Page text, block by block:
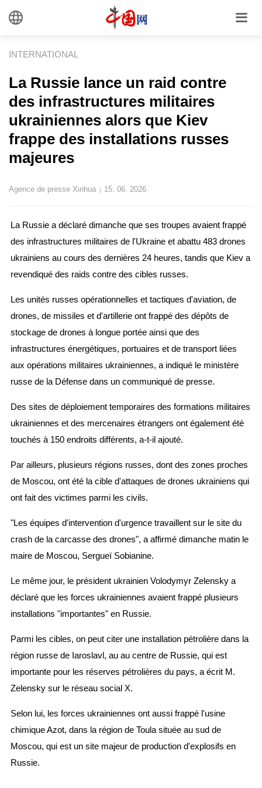
INTERNATIONAL
La Russie lance un raid contre
des infrastructures militaires
ukrainiennes alors que Kiev
frappe des installations russes
majeures
Agence de presse Xinhua | 15. 06. 2026
La Russie a déclaré dimanche que ses troupes avaient frappé
des infrastructures militaires de l'Ukraine et abattu 483 drones
ukrainiens au cours des dernières 24 heures, tandis que Kiev a
revendiqué des raids contre des cibles russes.
Les unités russes opérationnelles et tactiques d'aviation, de
drones, de missiles et d'artillerie ont frappé des dépôts de
stockage de drones à longue portée ainsi que des
infrastructures énergétiques, portuaires et de transport liées
aux opérations militaires ukrainiennes, a indiqué le ministère
russe de la Défense dans un communiqué de presse.
Des sites de déploiement temporaires des formations militaires
ukrainiennes et des mercenaires étrangers ont également été
touchés à 150 endroits différents, a-t-il ajouté.
Par ailleurs, plusieurs régions russes, dont des zones proches
de Moscou, ont été la cible d'attaques de drones ukrainiens qui
ont fait des victimes parmi les civils.
"Les équipes d'intervention d'urgence travaillent sur le site du
crash de la carcasse des drones", a affirmé dimanche matin le
maire de Moscou, Sergueï Sobianine.
Le même jour, le président ukrainien Volodymyr Zelensky a
déclaré que les forces ukrainiennes avaient frappé plusieurs
installations "importantes" en Russie.
Parmi les cibles, on peut citer une installation pétrolière dans la
région russe de Iaroslavl, au au centre de Russie, qui est
importante pour les réserves pétrolières du pays, a écrit M.
Zelensky sur le réseau social X.
Selon lui, les forces ukrainiennes ont aussi frappé l'usine
chimique Azot, dans la région de Toula située au sud de
Moscou, qui est un site majeur de production d'explosifs en
Russie.